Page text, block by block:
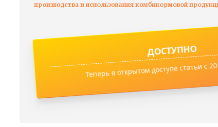
производства и использования комбикормовой
ДОСТУПНО
Теперь в открытом доступе статьи с